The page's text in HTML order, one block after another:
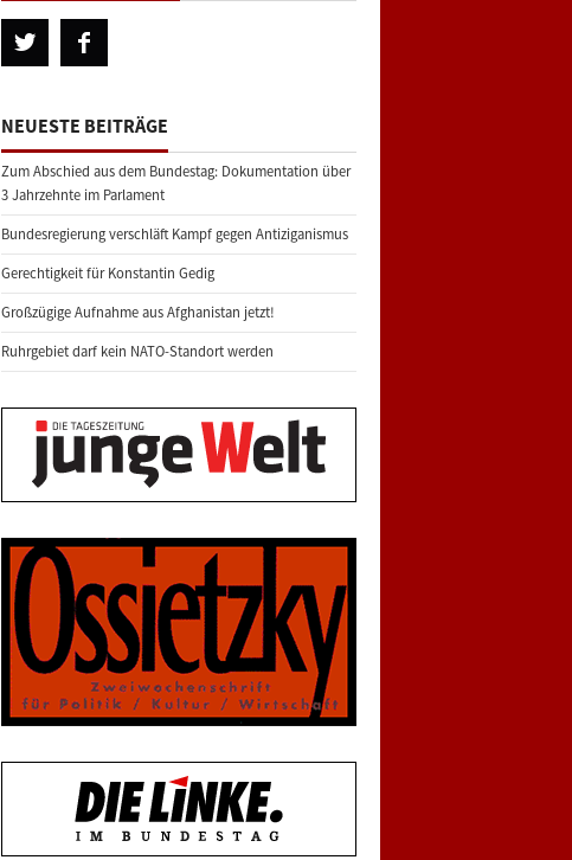
NEUESTE BEITRÄGE
Zum Abschied aus dem Bundestag: Dokumentation über
3 Jahrzehnte im Parlament
Bundesregierung verschläft Kampf gegen Antiziganismus
Gerechtigkeit für Konstantin Gedig
Großzügige Aufnahme aus Afghanistan jetzt!
Ruhrgebiet darf kein NATO-Standort werden